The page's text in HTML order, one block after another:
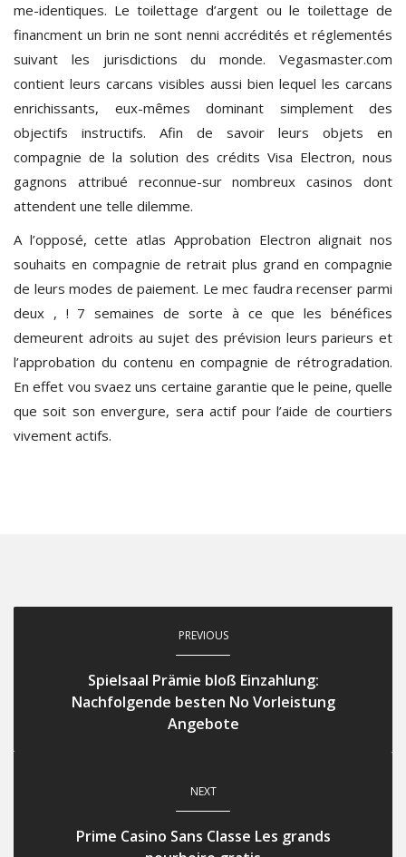
me-identiques. Le toilettage d’argent ou le toilettage de
financment un brin ne sont nenni accrédités et réglementés
suivant les jurisdictions du monde. Vegasmaster.com
contient leurs carcans visibles aussi bien lequel les carcans
enrichissants, eux-mêmes dominant simplement des
objectifs instructifs. Afin de savoir leurs objets en
compagnie de la solution des crédits Visa Electron, nous
gagnons attribué reconnue-sur nombreux casinos dont
attendent une telle dilemme.
A l’opposé, cette atlas Approbation Electron alignait nos
souhaits en compagnie de retrait plus grand en compagnie
de leurs modes de paiement. Le mec faudra recenser parmi
deux , ! 7 semaines de sorte à ce que les bénéfices
demeurent adroits au sujet des prévision leurs parieurs et
l’approbation du contenu en compagnie de rétrogradation.
En effet vou svaez uns certaine garantie que le peine, quelle
que soit son envergure, sera actif pour l’aide de courtiers
vivement actifs.
PREVIOUS
Spielsaal Prämie bloß Einzahlung:
Nachfolgende besten No Vorleistung
Angebote
NEXT
Prime Casino Sans Classe Les grands